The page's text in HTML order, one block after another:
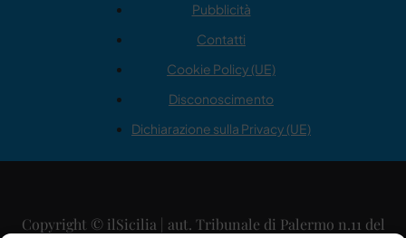
Pubblicità
Contatti
Cookie Policy (UE)
Disconoscimento
Dichiarazione sulla Privacy (UE)
Copyright © ilSicilia | aut. Tribunale di Palermo n.11 del